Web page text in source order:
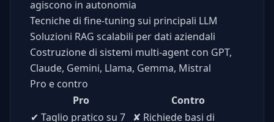
agiscono in autonomia
Tecniche di fine-tuning sui principali LLM
Soluzioni RAG scalabili per dati aziendali
Costruzione di sistemi multi-agent con GPT,
Claude, Gemini, Llama, Gemma, Mistral
Pro e contro
Pro
Contro
✔ Taglio pratico su 7
✘ Richiede basi di